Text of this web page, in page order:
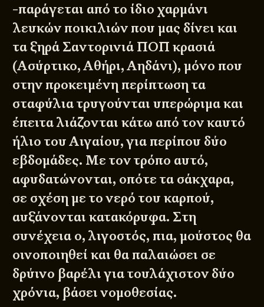
-παράγεται από το ίδιο χαρμάνι
λευκών ποικιλιών που μας δίνει και
τα ξηρά Σαντορινιά ΠΟΠ κρασιά
(Ασύρτικο, Αθήρι, Αηδάνι), μόνο που
στην προκειμένη περίπτωση τα
σταφύλια τρυγούνται υπερώριμα και
έπειτα λιάζονται κάτω από τον καυτό
ήλιο του Αιγαίου, για περίπου δύο
εβδομάδες. Με τον τρόπο αυτό,
αφυδατώνονται, οπότε τα σάκχαρα,
σε σχέση με το νερό του καρπού,
αυξάνονται κατακόρυφα. Στη
συνέχεια ο, λιγοστός, πια, μούστος θα
οινοποιηθεί και θα παλαιώσει σε
δρύινο βαρέλι για τουλάχιστον δύο
χρόνια, βάσει νομοθεσίας.